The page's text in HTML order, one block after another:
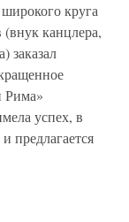
круга
канцлера,
заказал
Рима»
успех, в
предлагается